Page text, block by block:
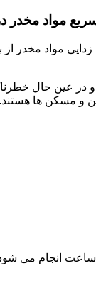
مواد مخدر در
مواد مخدر از
عین حال
و مسکن ها